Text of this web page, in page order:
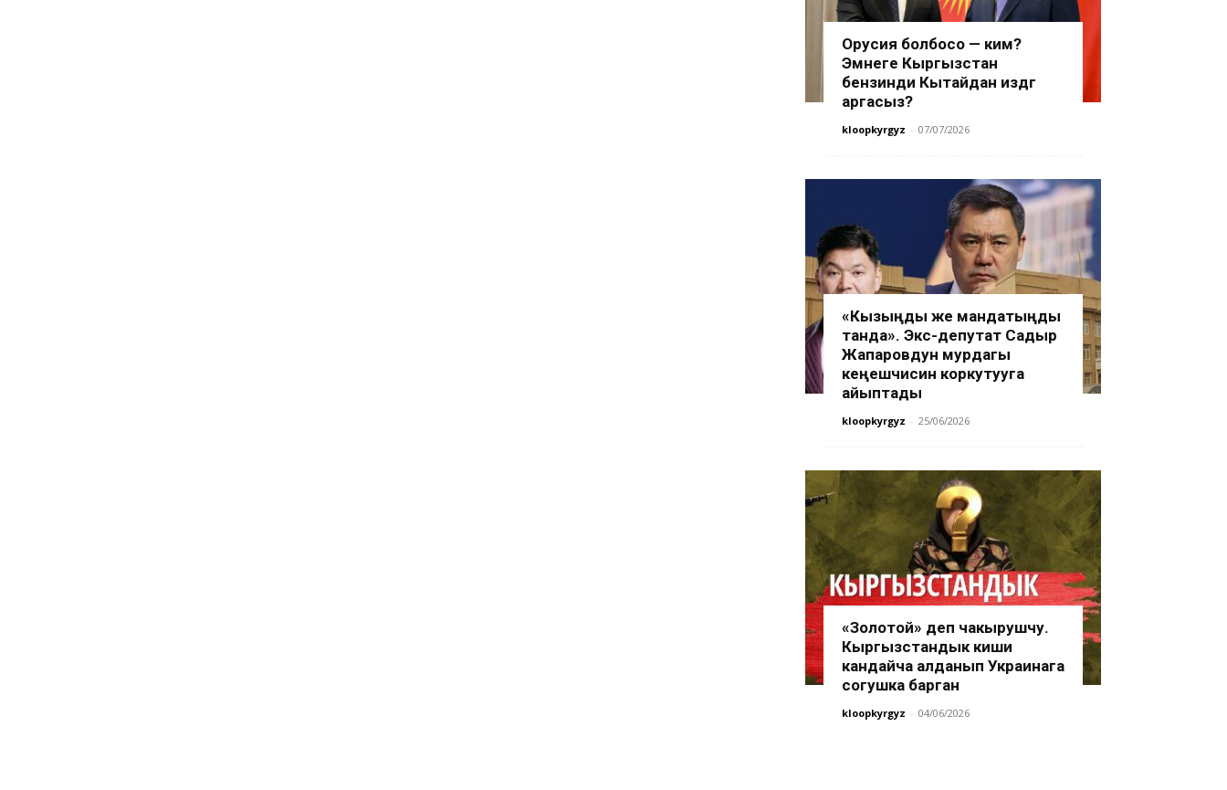
Орусия болбосо — ким?
Эмнеге Кыргызстан
бензинди Кытайдан издөөгө
аргасыз?
kloopkyrgyz - 07/07/2026
«Кызыңды же мандатыңды
танда». Экс-депутат Садыр
Жапаровдун мурдагы
кеңешчисин коркутууга
айыптады
kloopkyrgyz - 25/06/2026
«Золотой» деп чакырушчу.
Кыргызстандык киши
кандайча алданып Украинага
согушка барган
kloopkyrgyz - 04/06/2026